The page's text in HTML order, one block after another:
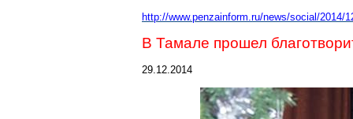
http://www.penzainform.ru/news/social/
В Тамале прошел
29.12.2014